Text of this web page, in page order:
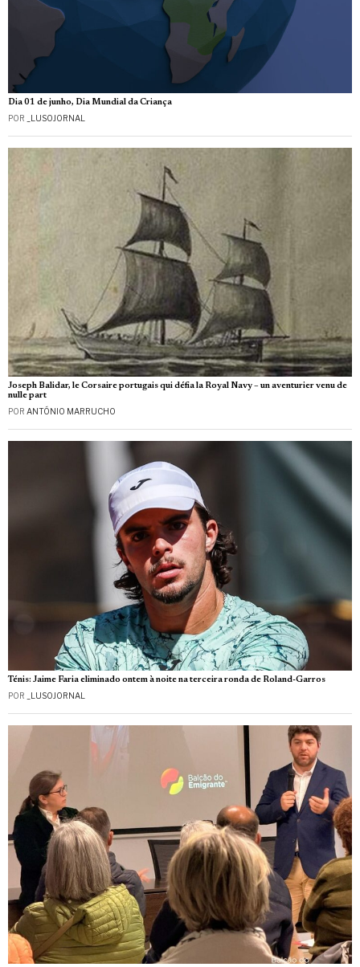
Dia 01 de junho, Dia Mundial da Criança
POR _LUSOJORNAL
Joseph Balidar, le Corsaire portugais qui défia la Royal Navy – un aventurier venu de
nulle part
POR ANTÓNIO MARRUCHO
Ténis: Jaime Faria eliminado ontem à noite na terceira ronda de Roland-Garros
POR _LUSOJORNAL